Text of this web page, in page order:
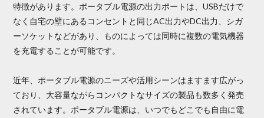
特徴があります。ポータブル電源の出力ポートは、USBだけで
なく自宅の壁にあるコンセントと同じAC出力やDC出力、シガ
ーソケットなどがあり、ものによっては同時に複数の電気機器
を充電することが可能です。
近年、ポータブル電源のニーズや活用シーンはますます広がっ
ており、大容量ながらコンパクトなサイズの製品も数多く発売
されています。ポータブル電源は、いつでもどこでも自由に電